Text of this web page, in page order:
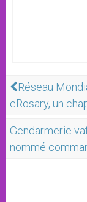
Réseau
eRosary, un
Gendarmerie
nommé